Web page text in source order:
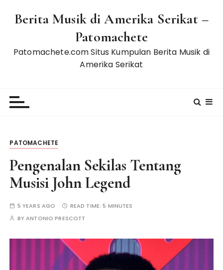
Berita Musik di Amerika Serikat –
Patomachete
Patomachete.com Situs Kumpulan Berita Musik di
Amerika Serikat
PATOMACHETE
Pengenalan Sekilas Tentang
Musisi John Legend
5 YEARS AGO READ TIME:5 MINUTES
BYANTONIO PRESCOTT